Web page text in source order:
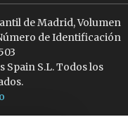
de Madrid, Volumen
de Identificación
Spain S.L. Todos los